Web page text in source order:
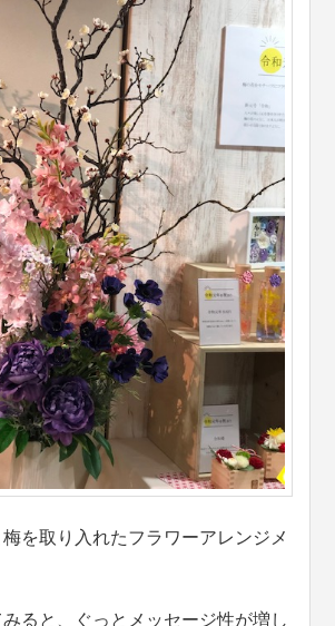
を取り入れたフラワーアレンジメ
ると、ぐっとメッセージ性が増し